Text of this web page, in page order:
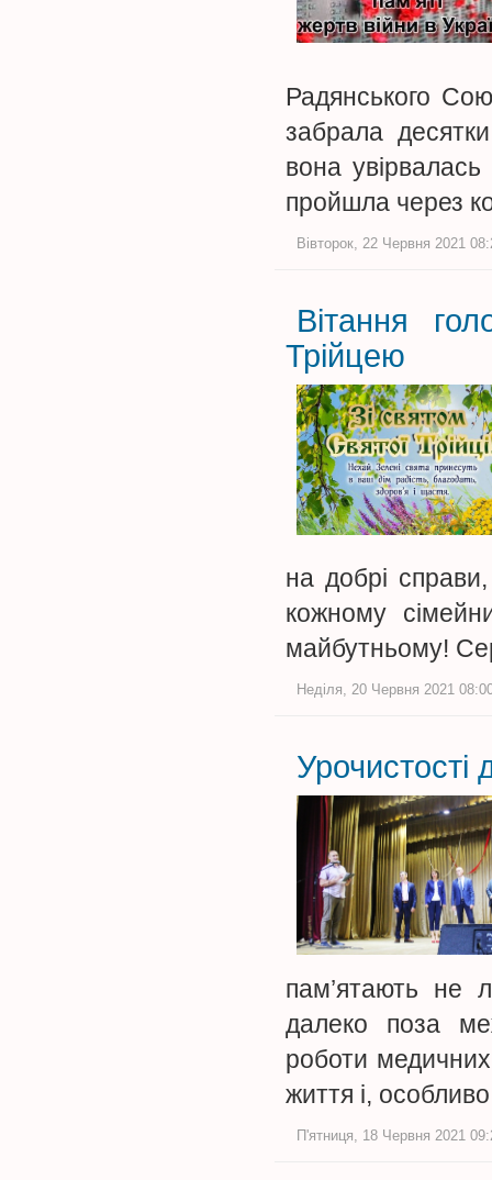
Радянського
забрала
вона
пройшла через
Вівторок, 22 Червня 2021
Вітання
Трійцею
на добрі
кожному
майбутньому!
Неділя, 20 Червня 2021
Урочистості
пам’ятають не
далеко поза
роботи
життя і,
П'ятниця, 18 Червня 2021